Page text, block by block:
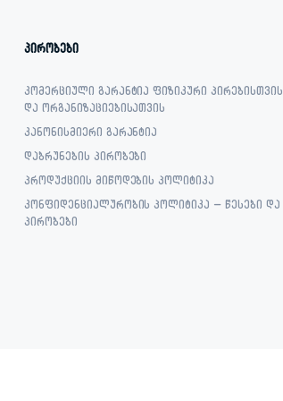
პირობები
კომერციული გარანტია ფიზიკური პირებისთვის
და ორგანიზაციებისათვის
კანონისმიერი გარანტია
დაბრუნების პირობები
პროდუქციის მიწოდების პოლიტიკა
კონფიდენციალურობის პოლიტიკა – წესები და
პირობები